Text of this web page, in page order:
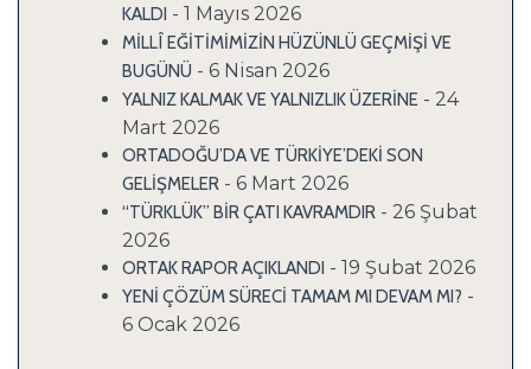
KALDI - 1 Mayıs 2026
MİLLÎ EĞİTİMİMİZİN HÜZÜNLÜ GEÇMİŞİ VE
BUGÜNÜ - 6 Nisan 2026
YALNIZ KALMAK VE YALNIZLIK ÜZERİNE - 24
Mart 2026
ORTADOĞU’DA VE TÜRKİYE’DEKİ SON
GELİŞMELER - 6 Mart 2026
“TÜRKLÜK” BİR ÇATI KAVRAMDIR - 26 Şubat
2026
ORTAK RAPOR AÇIKLANDI - 19 Şubat 2026
YENİ ÇÖZÜM SÜRECİ TAMAM MI DEVAM MI? -
6 Ocak 2026